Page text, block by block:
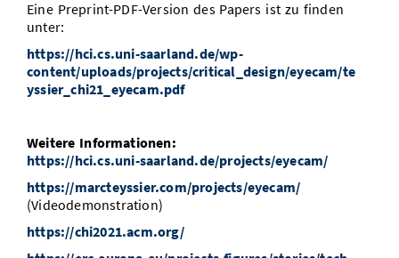
Eine Preprint-PDF-Version des Papers ist zu finden
unter:
https://hci.cs.uni-saarland.de/wp-
content/uploads/projects/critical_design/eyecam/te
yssier_chi21_eyecam.pdf
Weitere Informationen:
https://hci.cs.uni-saarland.de/projects/eyecam/
https://marcteyssier.com/projects/eyecam/
(Videodemonstration)
https://chi2021.acm.org/